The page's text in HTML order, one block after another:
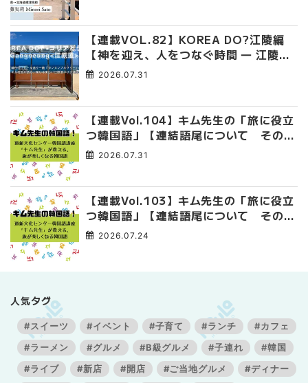
【連載VOL.82】KOREA DO?江陵編
【神を迎え、人をつなぐ時間 ― 江陵端
午祭 】
2026.07.31
【連載Vol.104】キム先生の「旅に役立
つ韓国語」【連結語尾について その
4】2026.07.31
【連載Vol.103】キム先生の「旅に役立
つ韓国語」【連結語尾について その
3】2026.07.24
人気タグ
#スイーツ #イベント #子育て #ランチ
#カフェ
#ラーメン
#グルメ #B級グルメ #子連れ
#韓国
#ライブ
#新店 #開店 #ご当地グルメ
#ディナー